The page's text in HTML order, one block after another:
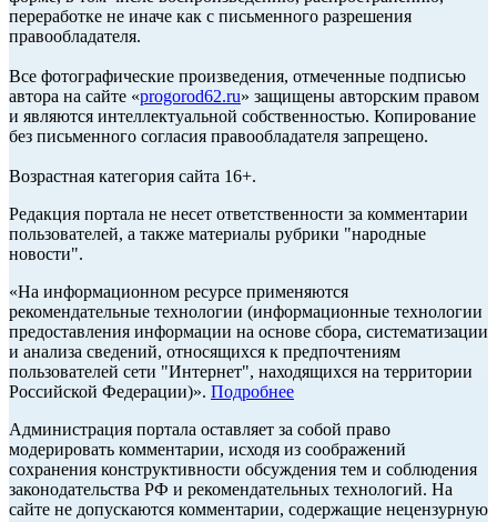
переработке не иначе как с письменного разрешения
правообладателя.
Все фотографические произведения, отмеченные подписью
автора на сайте «progorod62.ru» защищены авторским правом
и являются интеллектуальной собственностью. Копирование
без письменного согласия правообладателя запрещено.
Возрастная категория сайта 16+.
Редакция портала не несет ответственности за комментарии
пользователей, а также материалы рубрики "народные
новости".
«На информационном ресурсе применяются
рекомендательные технологии (информационные технологии
предоставления информации на основе сбора, систематизации
и анализа сведений, относящихся к предпочтениям
пользователей сети "Интернет", находящихся на территории
Российской Федерации)». Подробнее
Администрация портала оставляет за собой право
модерировать комментарии, исходя из соображений
сохранения конструктивности обсуждения тем и соблюдения
законодательства РФ и рекомендательных технологий. На
сайте не допускаются комментарии, содержащие нецензурную